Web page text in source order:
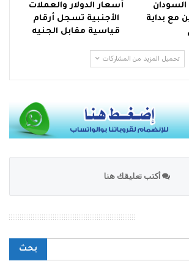
مع بداية
أسعار الدولار والعملات
الأجنبية تسجل أرقام
قياسية مقابل الجنيه
تحميل المزيد من المشاركات
أكتب تعليقك هنا